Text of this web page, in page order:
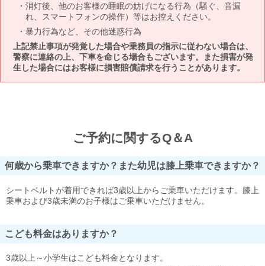
消灯後、他のお客様の睡眠の妨げになる行為（騒ぐ、音漏
れ、スマートフォンの操作）等はお控えください。
暴力行為など、その他迷惑行為
上記禁止事項が発覚した場合や乗務員の指示に従わない場合は、
警察に連絡の上、下車を命じる場合もございます。また損害が発
生した場合にはお客様に損害賠償請求を行うことがあります。
ご予約に関するQ＆A
何歳から乗車できますか？また幼児は膝上乗車できますか？
シートベルトが着用できれば3歳以上からご乗車いただけます。膝上
乗車および3歳未満のお子様はご乗車いただけません。
こども料金はありますか？
3歳以上～小学生はこども料金となります。